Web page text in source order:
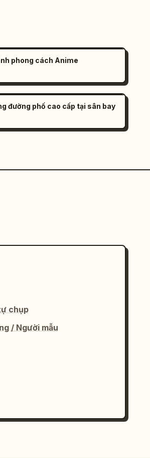
phong cách Anime
đường phố cao cấp tại sân bay
chụp
/ Người mẫu